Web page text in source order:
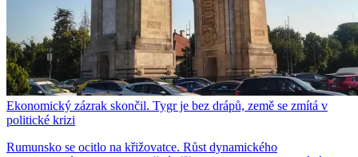
Ekonomický zázrak skončil. Tygr je bez drápů, země se zmítá v
politické krizi
Rumunsko se ocitlo na křižovatce. Růst dynamického